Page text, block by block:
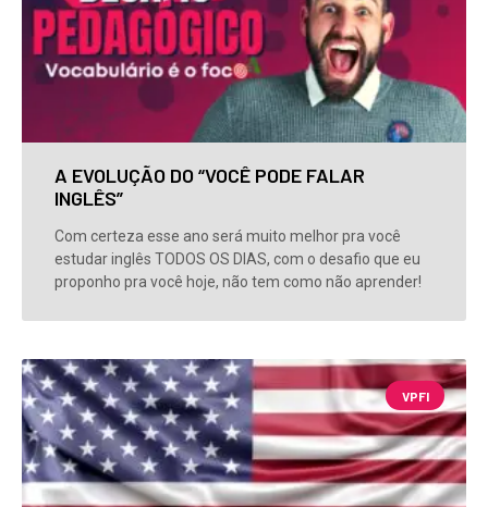
A EVOLUÇÃO DO “VOCÊ PODE FALAR
INGLÊS”
Com certeza esse ano será muito melhor pra você
estudar inglês TODOS OS DIAS, com o desafio que eu
proponho pra você hoje, não tem como não aprender!
VPFI